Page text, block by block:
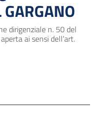
dirigenziale n. 50 del
ai sensi dell’art.